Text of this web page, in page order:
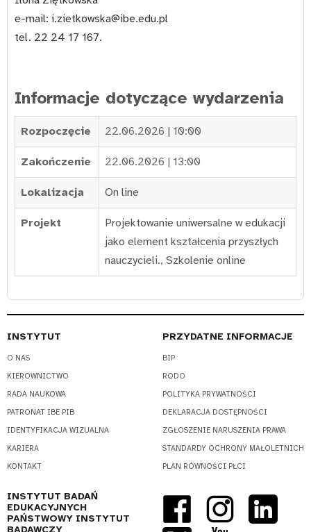
e-mail: i.zietkowska@ibe.edu.pl
tel. 22 24 17 167.
Informacje dotyczące wydarzenia
Rozpoczęcie 22.06.2026 | 10:00
Zakończenie 22.06.2026 | 13:00
Lokalizacja On line
Projekt
Projektowanie uniwersalne w edukacji
jako element kształcenia przyszłych
nauczycieli., Szkolenie online
INSTYTUT
O NAS
KIEROWNICTWO
RADA NAUKOWA
PATRONAT IBE PIB
IDENTYFIKACJA WIZUALNA
KARIERA
KONTAKT
PRZYDATNE INFORMACJE
BIP
RODO
POLITYKA PRYWATNOŚCI
DEKLARACJA DOSTĘPNOŚCI
ZGŁOSZENIE NARUSZENIA PRAWA
STANDARDY OCHRONY MAŁOLETNICH
PLAN RÓWNOŚCI PŁCI
INSTYTUT BADAŃ
EDUKACYJNYCH
PAŃSTWOWY INSTYTUT